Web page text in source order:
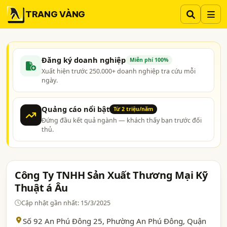
TRANG VÀNG
Đăng ký doanh nghiệp Miễn phí 100%
Xuất hiện trước 250.000+ doanh nghiệp tra cứu mỗi
ngày.
Quảng cáo nổi bật Từ 2 triệu/năm
Đứng đầu kết quả ngành — khách thấy bạn trước đối
thủ.
Công Ty TNHH Sản Xuất Thương Mại Kỹ
Thuật á Âu
Cập nhật gần nhất: 15/3/2025
Số 92 An Phú Đông 25, Phường An Phú Đông, Quận